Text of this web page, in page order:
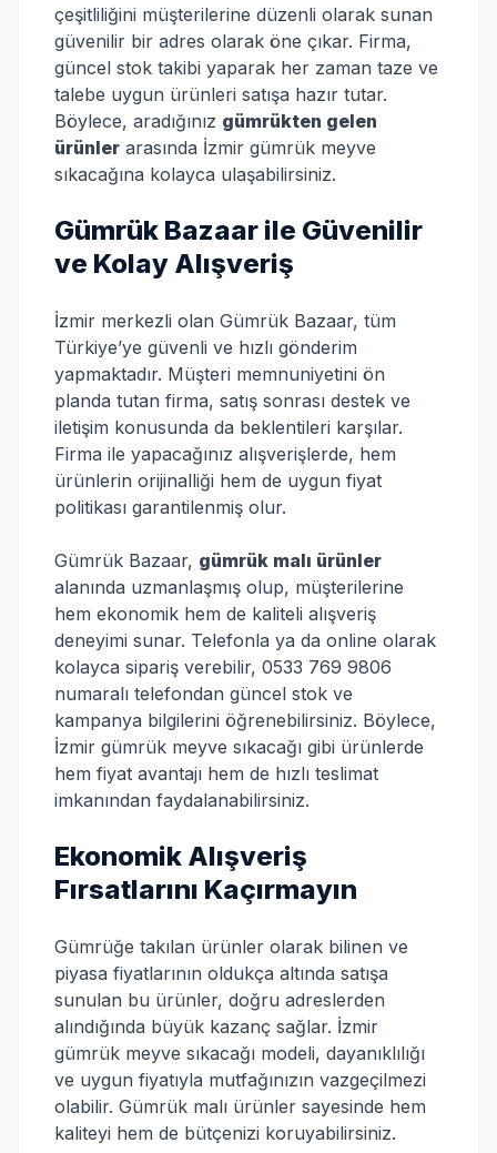
çeşitliliğini müşterilerine düzenli olarak sunan
güvenilir bir adres olarak öne çıkar. Firma,
güncel stok takibi yaparak her zaman taze ve
talebe uygun ürünleri satışa hazır tutar.
Böylece, aradığınız gümrükten gelen
ürünler arasında İzmir gümrük meyve
sıkacağına kolayca ulaşabilirsiniz.
Gümrük Bazaar ile Güvenilir
ve Kolay Alışveriş
İzmir merkezli olan Gümrük Bazaar, tüm
Türkiye’ye güvenli ve hızlı gönderim
yapmaktadır. Müşteri memnuniyetini ön
planda tutan firma, satış sonrası destek ve
iletişim konusunda da beklentileri karşılar.
Firma ile yapacağınız alışverişlerde, hem
ürünlerin orijinalliği hem de uygun fiyat
politikası garantilenmiş olur.
Gümrük Bazaar, gümrük malı ürünler
alanında uzmanlaşmış olup, müşterilerine
hem ekonomik hem de kaliteli alışveriş
deneyimi sunar. Telefonla ya da online olarak
kolayca sipariş verebilir, 0533 769 9806
numaralı telefondan güncel stok ve
kampanya bilgilerini öğrenebilirsiniz. Böylece,
İzmir gümrük meyve sıkacağı gibi ürünlerde
hem fiyat avantajı hem de hızlı teslimat
imkanından faydalanabilirsiniz.
Ekonomik Alışveriş
Fırsatlarını Kaçırmayın
Gümrüğe takılan ürünler olarak bilinen ve
piyasa fiyatlarının oldukça altında satışa
sunulan bu ürünler, doğru adreslerden
alındığında büyük kazanç sağlar. İzmir
gümrük meyve sıkacağı modeli, dayanıklılığı
ve uygun fiyatıyla mutfağınızın vazgeçilmezi
olabilir. Gümrük malı ürünler sayesinde hem
kaliteyi hem de bütçenizi koruyabilirsiniz.